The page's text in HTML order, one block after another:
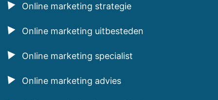
Online marketing strategie
Online marketing uitbesteden
Online marketing specialist
Online marketing advies